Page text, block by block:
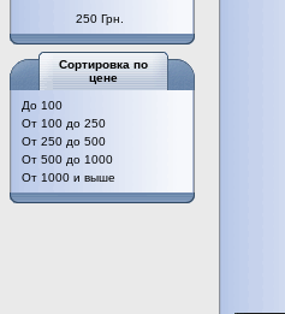
250 Грн.
Сортировка по
цене
До 100
От 100 до 250
От 250 до 500
От 500 до 1000
От 1000 и выше